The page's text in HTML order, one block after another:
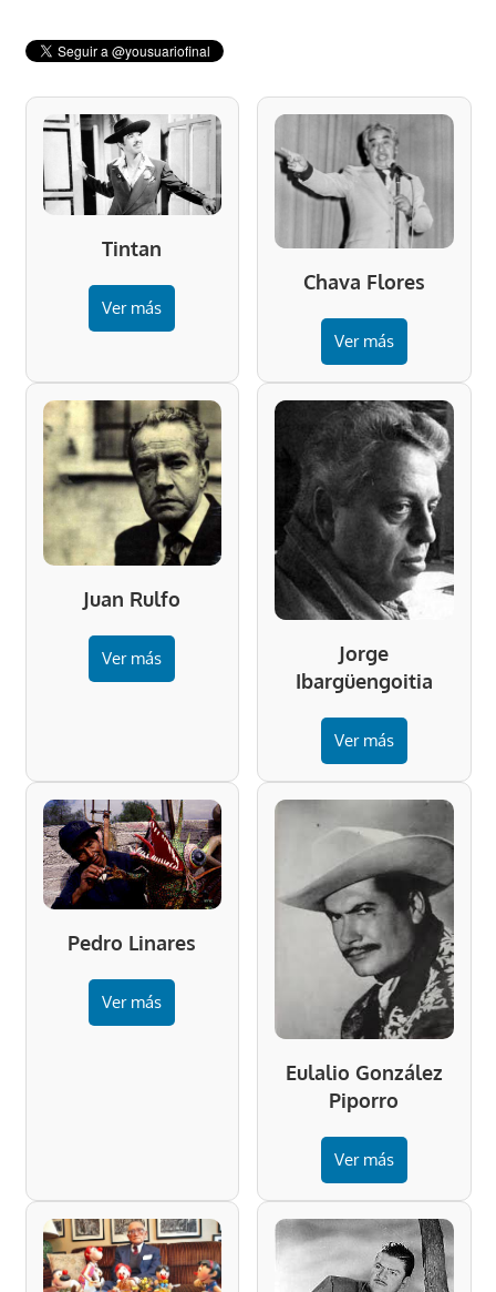
Tintan
Ver más
Chava Flores
Ver más
Juan Rulfo
Ver más
Jorge
Ibargüengoitia
Ver más
Pedro Linares
Ver más
Eulalio González
Piporro
Ver más